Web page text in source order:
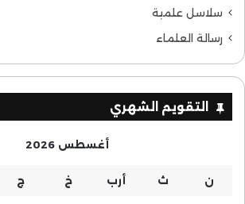
سلاسل علمية
رسالة العلماء
التقويم الشهري
أغسطس 2026
ن ث أرب خ ج